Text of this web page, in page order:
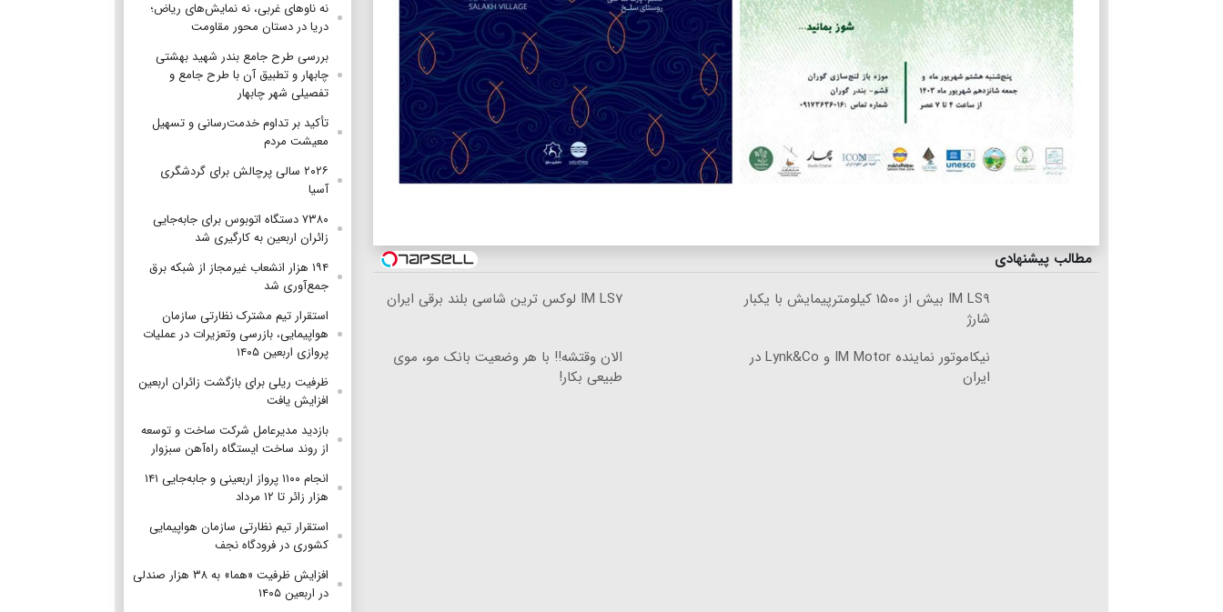
مطالب پیشنهادی
IM LS۹ بیش از ۱۵۰۰ کیلومترپیمایش با یکبار
شارژ
IM LS۷ لوکس ترین شاسی بلند برقی ایران
نیکاموتور نماینده IM Motor و Lynk&Co در
ایران
الان وقتشه‼️ با هر وضعیت بانک مو، موی
طبیعی بکار!
نه ناوهای غربی، نه نمایش‌های ریاض؛
دریا در دستان محور مقاومت
بررسی طرح جامع بندر شهید بهشتی
چابهار و تطبیق آن با طرح جامع و
تفصیلی شهر چابهار
تأکید بر تداوم خدمت‌رسانی و تسهیل
معیشت مردم
۲۰۲۶ سالی پرچالش برای گردشگری
آسیا
۷۳۸۰ دستگاه اتوبوس برای جابه‌جایی
زائران اربعین به‌ کارگیری شد
۱۹۴ هزار انشعاب غیرمجاز از شبکه برق
جمع‌آوری شد
استقرار تیم مشترک نظارتی سازمان
هواپیمایی، بازرسی وتعزیرات در عملیات
پروازی اربعین ۱۴۰۵
ظرفیت ریلی برای بازگشت زائران اربعین
افزایش یافت
بازدید مدیرعامل شرکت ساخت و توسعه
از روند ساخت ایستگاه راه‌آهن سبزوار
انجام ۱۱۰۰ پرواز اربعینی و جابه‌جایی ۱۴۱
هزار زائر تا ۱۲ مرداد
استقرار تیم‌ نظارتی سازمان هواپیمایی
کشوری در فرودگاه نجف
افزایش ظرفیت «هما» به ۳۸ هزار صندلی
در اربعین ۱۴۰۵